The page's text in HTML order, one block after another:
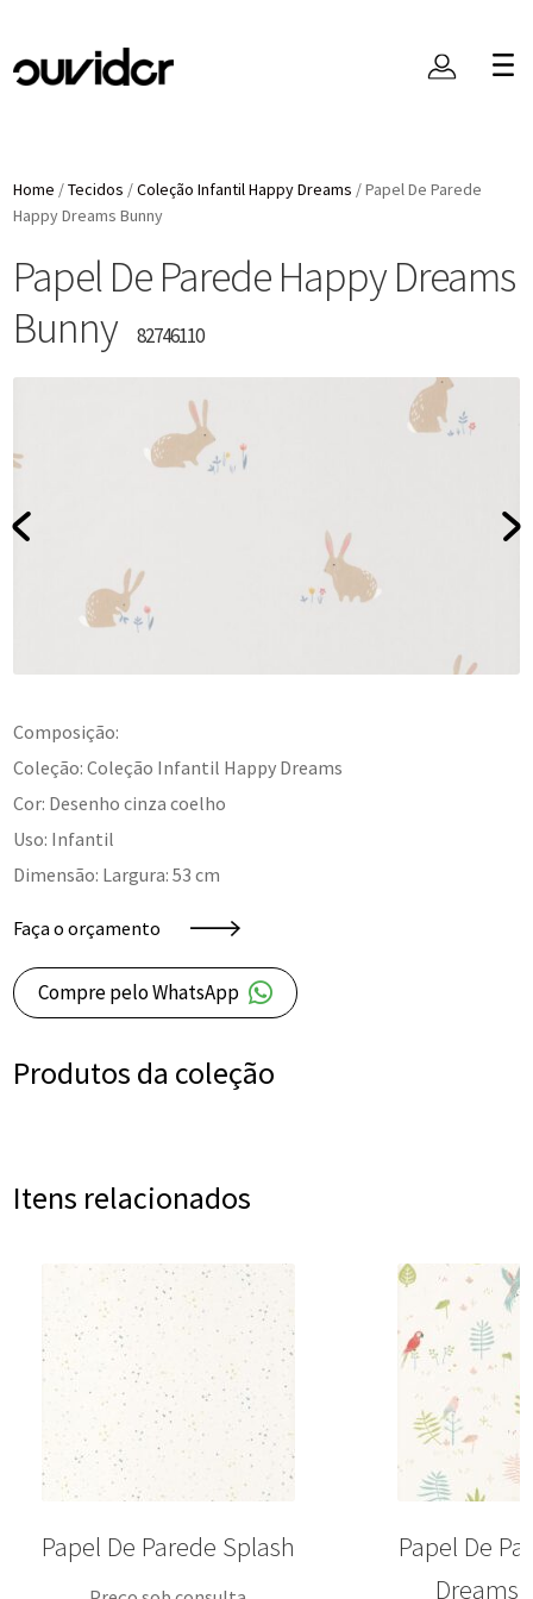
Home /Tecidos /Coleção Infantil Happy Dreams /Papel De Parede
Happy Dreams Bunny
Papel De Parede Happy Dreams
Bunny
82746110
Composição:
Coleção: Coleção Infantil Happy Dreams
Cor: Desenho cinza coelho
Uso: Infantil
Dimensão: Largura: 53 cm
Faça o orçamento
Compre pelo WhatsApp
Produtos da coleção
Itens relacionados
Papel De Parede Splash
Papel De
Dreams